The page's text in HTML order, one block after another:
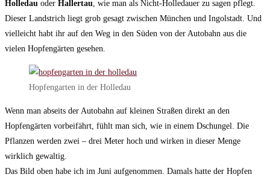
Holledau oder Hallertau, wie man als Nicht-Holledauer zu sagen pflegt.
Dieser Landstrich liegt grob gesagt zwischen München und Ingolstadt. Und
vielleicht habt ihr auf den Weg in den Süden von der Autobahn aus die
vielen Hopfengärten gesehen.
Hopfengarten in der Holledau
Wenn man abseits der Autobahn auf kleinen Straßen direkt an den
Hopfengärten vorbeifährt, fühlt man sich, wie in einem Dschungel. Die
Pflanzen werden zwei – drei Meter hoch und wirken in dieser Menge
wirklich gewaltig.
Das Bild oben habe ich im Juni aufgenommen. Damals hatte der Hopfen